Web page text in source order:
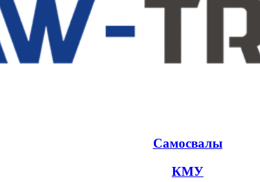
Самосвалы
КМУ